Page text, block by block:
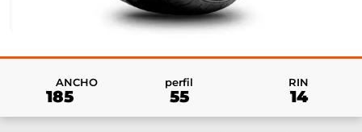
ANCHO
185
perfil
55
RIN
14